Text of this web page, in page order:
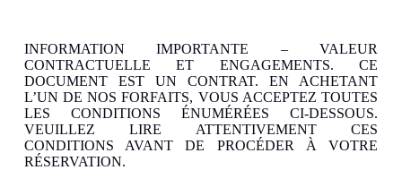
INFORMATION IMPORTANTE – VALEUR
CONTRACTUELLE ET ENGAGEMENTS. CE
DOCUMENT EST UN CONTRAT. EN ACHETANT
L’UN DE NOS FORFAITS, VOUS ACCEPTEZ TOUTES
LES CONDITIONS ÉNUMÉRÉES CI-DESSOUS.
VEUILLEZ LIRE ATTENTIVEMENT CES
CONDITIONS AVANT DE PROCÉDER À VOTRE
RÉSERVATION.